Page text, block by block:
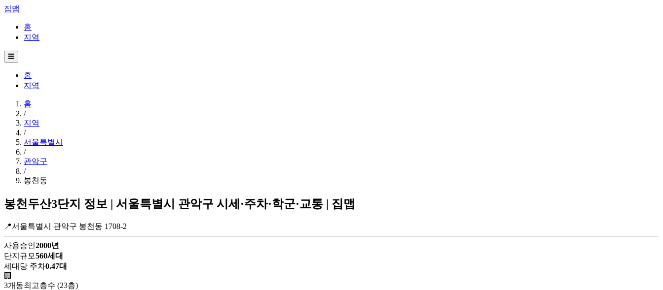
집맵
홈
지역
☰
홈
지역
홈
/
지역
/
서울특별시
/
관악구
/
봉천동
봉천두산3단지 정보 | 서울특별시 관악구 시세·주차·학군·교통 | 집맵
📍서울특별시 관악구 봉천동 1708-2
사용승인2000년
단지규모560세대
세대당 주차0.47대
🏢
3개동최고층수 (23층)